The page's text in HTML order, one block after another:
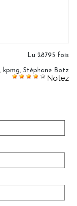
Lu 28795 fois
kpmg Stéphane Botz
Notez